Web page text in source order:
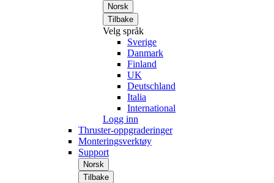
Norsk
Tilbake
Velg språk
Sverige
Danmark
Finland
UK
Deutschland
Italia
International
Logg inn
Thruster-oppgraderinger
Monteringsverktøy
Support
Norsk
Tilbake